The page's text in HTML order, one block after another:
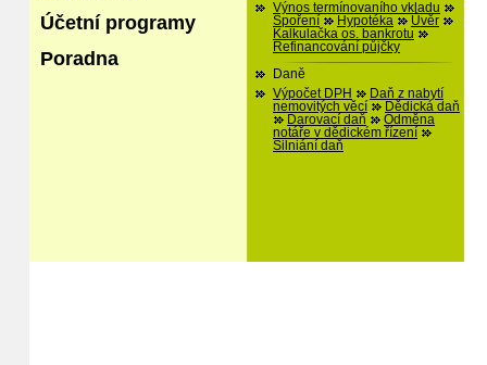
Účetní programy
Poradna
Výnos termínovaního vkladu
Spoření
Hypotéka
Úvěr
Kalkulačka os. bankrotu
Refinancování půjčky
Daně
Výpočet DPH
Daň z nabytí
nemovitých věcí
Dědická daň
Darovací daň
Odměna
notáře v dědickém řízení
Silniání daň